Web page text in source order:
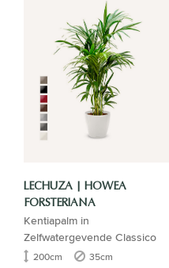
LECHUZA | HOWEA
FORSTERIANA
Kentiapalm in
Zelfwatergevende Classico
200cm 35cm